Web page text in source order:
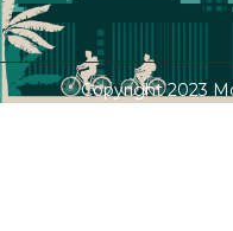
Copyright 2023